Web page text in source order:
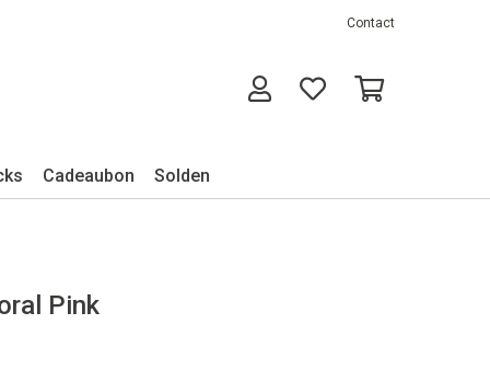
Contact
Cadeaubon Solden
Pink